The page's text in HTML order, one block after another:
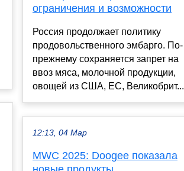
ограничения и возможности
Россия продолжает политику
продовольственного эмбарго. По-
прежнему сохраняется запрет на
ввоз мяса, молочной продукции,
овощей из США, ЕС, Великобрит...
12:13, 04 Мар
MWC 2025: Doogee показала